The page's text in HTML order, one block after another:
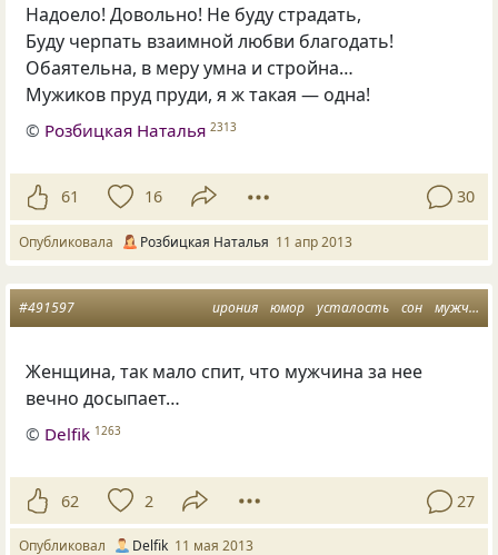
Надоело! Довольно! Не буду страдать,
Буду черпать взаимной любви благодать!
Обаятельна, в меру умна и стройна…
Мужиков пруд пруди, я ж такая — одна!
© Розбицкая Наталья 2313
61 16 30
Опубликовала Розбицкая Наталья 11 апр 2013
ирония юмор усталость сон мужчина и женщина
#491597
Женщина, так мало спит, что мужчина за нее
вечно досыпает…
© Delfik 1263
62 2 27
Опубликовал Delfik 11 мая 2013